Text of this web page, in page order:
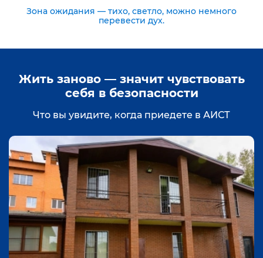
Зона ожидания — тихо, светло, можно немного
перевести дух.
Жить заново — значит чувствовать
себя в безопасности
Что вы увидите, когда приедете в АИСТ